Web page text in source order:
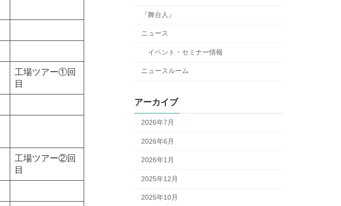
工場ツアー①回
目
工場ツアー②回
目
『舞台人』
ニュース
イベント・セミナー情報
ニュースルーム
アーカイブ
2026年7月
2026年6月
2026年1月
2025年12月
2025年10月